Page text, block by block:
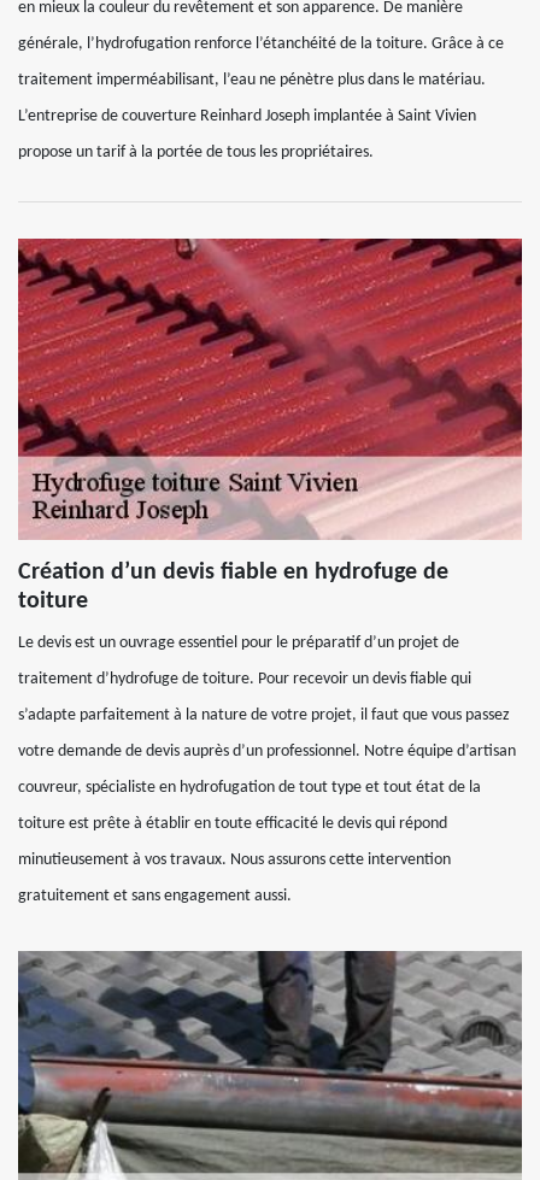
en mieux la couleur du revêtement et son apparence. De manière
générale, l’hydrofugation renforce l’étanchéité de la toiture. Grâce à ce
traitement imperméabilisant, l’eau ne pénètre plus dans le matériau.
L’entreprise de couverture Reinhard Joseph implantée à Saint Vivien
propose un tarif à la portée de tous les propriétaires.
Création d’un devis fiable en hydrofuge de
toiture
Le devis est un ouvrage essentiel pour le préparatif d’un projet de
traitement d’hydrofuge de toiture. Pour recevoir un devis fiable qui
s’adapte parfaitement à la nature de votre projet, il faut que vous passez
votre demande de devis auprès d’un professionnel. Notre équipe d’artisan
couvreur, spécialiste en hydrofugation de tout type et tout état de la
toiture est prête à établir en toute efficacité le devis qui répond
minutieusement à vos travaux. Nous assurons cette intervention
gratuitement et sans engagement aussi.